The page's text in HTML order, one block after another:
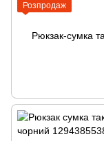
Розпродаж
Рюкзак-сумка